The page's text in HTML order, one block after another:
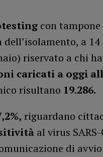
con
a
riservato a chi
caricati a oggi
risultano 19.286.
riguardano
al virus
di